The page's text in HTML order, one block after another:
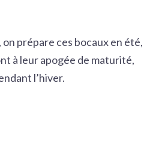
prépare ces bocaux en été,
à leur apogée de maturité,
l’hiver.